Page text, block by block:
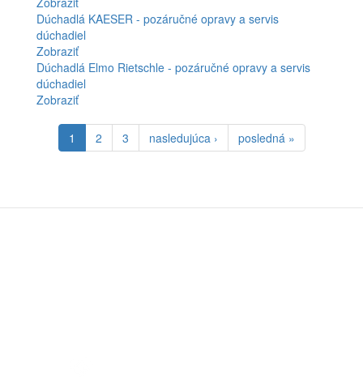
Dúchadlá KAESER - pozáručné opravy a servis
dúchadiel
Zobraziť
Dúchadlá Elmo Rietschle - pozáručné opravy a servis
dúchadiel
Zobraziť
1 2 3 nasledujúca › posledná »